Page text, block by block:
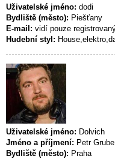
Uživatelské jméno: dodi
Bydliště (město): Piešťany
E-mail: vidí pouze
Hudební styl:
Uživatelské jméno: Dolvich
Jméno a příjmení: Petr
Bydliště (město): Praha